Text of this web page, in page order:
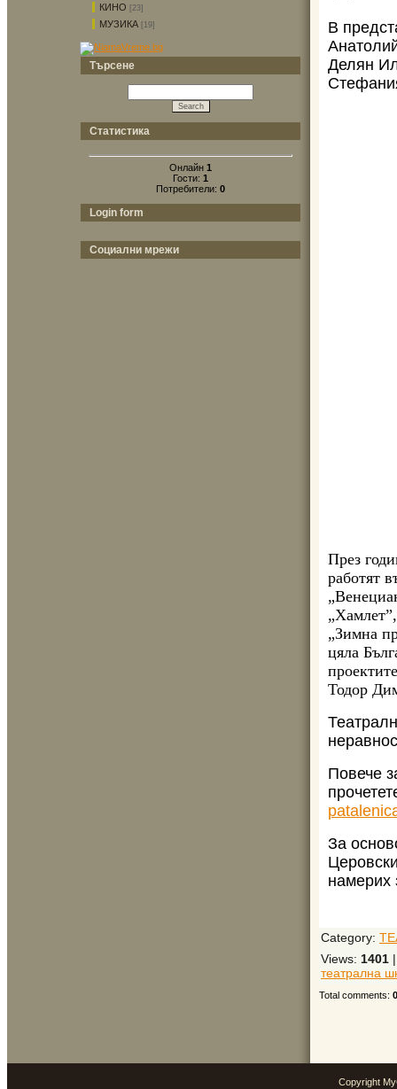
КИНО [23]
МУЗИКА [19]
Търсене
Статистика
Онлайн 1
Гости: 1
Потребители: 0
Login form
Социални мрежи
В
Делян
През
работят
„Зимна
цяла
Тодор
Повече
За
намерих
Category:
Views: 1401
театрална
Total comments: 0
Copyright